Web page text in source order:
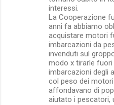
interessi.
La Cooperazione
anni fa abbiamo
acquistare motori
imbarcazioni da
invenduti sul
modo x tirarle fuori
imbarcazioni degli
col peso dei
affondavano di
aiutato i